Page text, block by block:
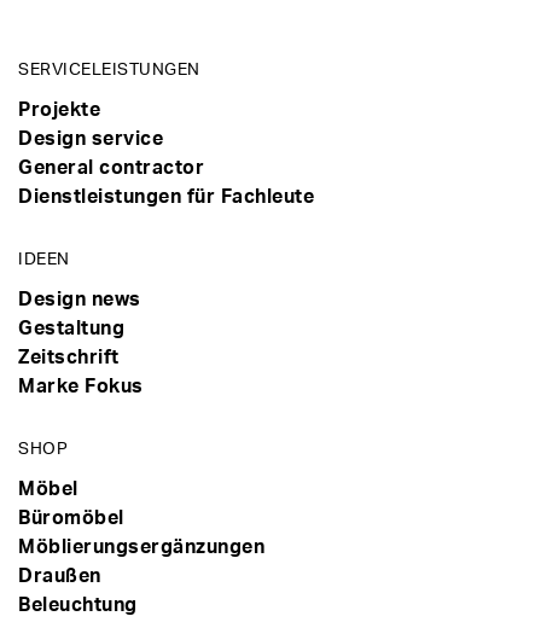
SERVICELEISTUNGEN
Projekte
Design service
General contractor
Dienstleistungen für Fachleute
IDEEN
Design news
Gestaltung
Zeitschrift
Marke Fokus
SHOP
Möbel
Büromöbel
Möblierungsergänzungen
Draußen
Beleuchtung